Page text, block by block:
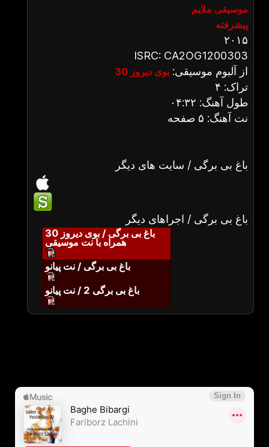
موسیقی ملایم
پیشرفته
۲۰۱۵
ISRC: CA2OG1200303
از آلبوم موسیقی: بوی دیروز 30
تراک: ۴
طول آهنگ: ۰۴:۳۲
نت آهنگ: ۵ صفحه
باغ بی برگی / سایت های دیگر
باغ بی برگی / اجراهای دیگر
باغ بی برگی / بوی دیروز 30
همراه با نت موسیقی
باغ بی برگی / نت پیانو
باغ بی برگی 2 / نت پیانو